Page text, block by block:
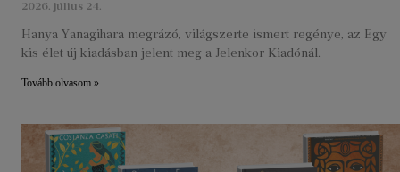
2026. július 24.
Hanya Yanagihara megrázó, világszerte ismert regénye, az Egy
kis élet új kiadásban jelent meg a Jelenkor Kiadónál.
Tovább olvasom »